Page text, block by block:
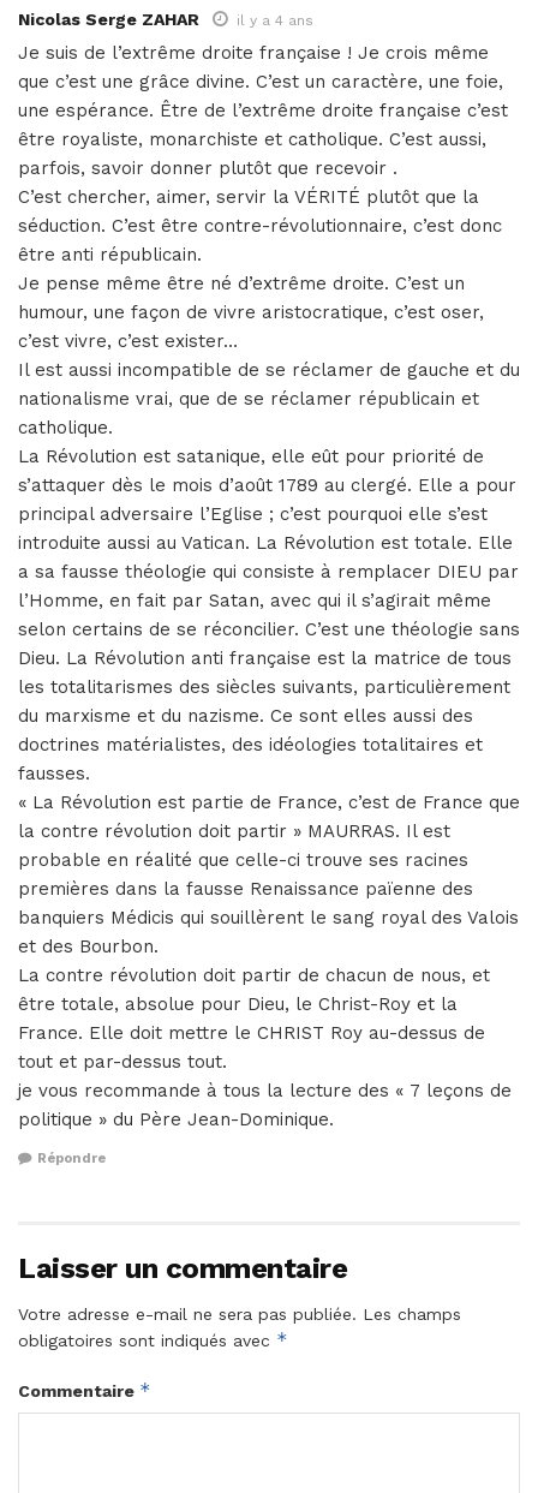
Nicolas Serge ZAHAR il y a 4 ans
Je suis de l’extrême droite française ! Je crois même
que c’est une grâce divine. C’est un caractère, une foie,
une espérance. Être de l’extrême droite française c’est
être royaliste, monarchiste et catholique. C’est aussi,
parfois, savoir donner plutôt que recevoir .
C’est chercher, aimer, servir la VÉRITÉ plutôt que la
séduction. C’est être contre-révolutionnaire, c’est donc
être anti républicain.
Je pense même être né d’extrême droite. C’est un
humour, une façon de vivre aristocratique, c’est oser,
c’est vivre, c’est exister…
Il est aussi incompatible de se réclamer de gauche et du
nationalisme vrai, que de se réclamer républicain et
catholique.
La Révolution est satanique, elle eût pour priorité de
s’attaquer dès le mois d’août 1789 au clergé. Elle a pour
principal adversaire l’Eglise ; c’est pourquoi elle s’est
introduite aussi au Vatican. La Révolution est totale. Elle
a sa fausse théologie qui consiste à remplacer DIEU par
l’Homme, en fait par Satan, avec qui il s’agirait même
selon certains de se réconcilier. C’est une théologie sans
Dieu. La Révolution anti française est la matrice de tous
les totalitarismes des siècles suivants, particulièrement
du marxisme et du nazisme. Ce sont elles aussi des
doctrines matérialistes, des idéologies totalitaires et
fausses.
« La Révolution est partie de France, c’est de France que
la contre révolution doit partir » MAURRAS. Il est
probable en réalité que celle-ci trouve ses racines
premières dans la fausse Renaissance païenne des
banquiers Médicis qui souillèrent le sang royal des Valois
et des Bourbon.
La contre révolution doit partir de chacun de nous, et
être totale, absolue pour Dieu, le Christ-Roy et la
France. Elle doit mettre le CHRIST Roy au-dessus de
tout et par-dessus tout.
je vous recommande à tous la lecture des « 7 leçons de
politique » du Père Jean-Dominique.
Répondre
Laisser un commentaire
Votre adresse e-mail ne sera pas publiée. Les champs
obligatoires sont indiqués avec *
Commentaire *